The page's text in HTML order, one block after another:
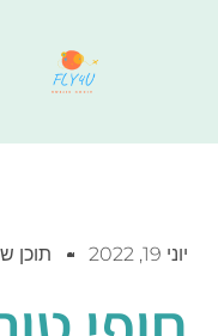
יוני 19, 2022 תוכן